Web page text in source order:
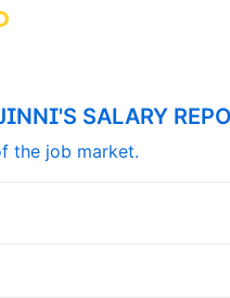
SALARY
the job market.